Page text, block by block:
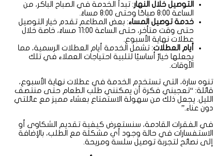
التوصيل خلال النهار: تبدأ الخدمة في الصباح الباكر، من
الساعة 8:00 صباحًا وحتى 8:00 مساءً.
خدمة توصيل المساء: بعض المطاعم تقدم خيار التوصيل
حتى وقت متأخر، حتى الساعة 11:00 مساءً، خاصة خلال
عطلات نهاية الأسبوع.
أيام العطلات: تشمل الخدمة أيام العطلات الرسمية، مما
يجعلها خيارً أساسيًا لتلبية احتياجات العملاء في تلك
الأوقات.
تنوه سارة، التي تستخدم الخدمة في عطلات نهاية الأسبوع،
قائلة: “تعجبني فكرة أن يمكنني طلب الطعام حتى منتصف
الليل. يجعل ذلك من سهولة الاستمتاع بعشاء مميز مع عائلتي
دون عناء.”
في الفقرات القادمة، سنستعرض كيفية تقديم الشكاوى أو
الاستفسارات في حالة وجود أي مشكلة مع الطلب، بالإضافة
إلى نصائح لتجربة توصيل سلسة ومريحة.